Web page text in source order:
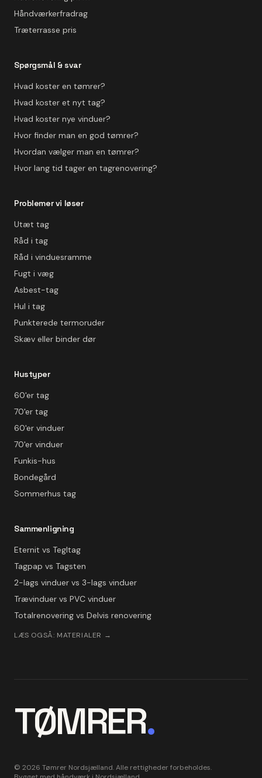
Håndværkerfradrag
Træterrasse pris
Spørgsmål & svar
Hvad koster en tømrer?
Hvad koster et nyt tag?
Hvad koster nye vinduer?
Hvor finder man en god tømrer?
Hvordan vælger man en tømrer?
Hvor lang tid tager en tagrenovering?
Problemer vi løser
Utæt tag
Råd i tag
Råd i vinduesramme
Fugt i væg
Asbest-tag
Hul i tag
Punkterede termoruder
Skæv eller binder dør
Hustyper
60'er tag
70'er tag
60'er vinduer
70'er vinduer
Funkis-hus
Bondegård
Sommerhus tag
Sammenligning
Eternit vs Tegltag
Tagpap vs Tagsten
2-lags vinduer vs 3-lags vinduer
Trævinduer vs PVC vinduer
Totalrenovering vs Delvis renovering
LÆS OGSÅ: MATERIALER →
TØMRER.
© 2026 Tømrer Nordsjælland. Alle rettigheder forbeholdes.